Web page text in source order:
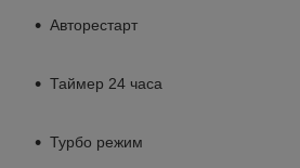
Авторестарт
Таймер 24 часа
Турбо режим